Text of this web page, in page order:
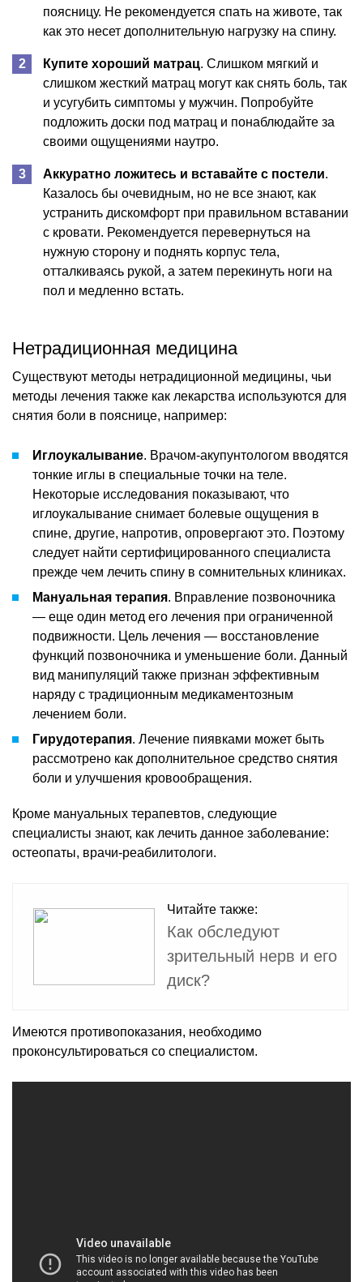
поясницу. Не рекомендуется спать на животе, так
как это несет дополнительную нагрузку на спину.
Купите хороший матрац. Слишком мягкий и
слишком жесткий матрац могут как снять боль, так
и усугубить симптомы у мужчин. Попробуйте
подложить доски под матрац и понаблюдайте за
своими ощущениями наутро.
Аккуратно ложитесь и вставайте с постели.
Казалось бы очевидным, но не все знают, как
устранить дискомфорт при правильном вставании
с кровати. Рекомендуется перевернуться на
нужную сторону и поднять корпус тела,
отталкиваясь рукой, а затем перекинуть ноги на
пол и медленно встать.
Нетрадиционная медицина
Существуют методы нетрадиционной медицины, чьи
методы лечения также как лекарства используются для
снятия боли в пояснице, например:
Иглоукалывание. Врачом-акупунтологом вводятся
тонкие иглы в специальные точки на теле.
Некоторые исследования показывают, что
иглоукалывание снимает болевые ощущения в
спине, другие, напротив, опровергают это. Поэтому
следует найти сертифицированного специалиста
прежде чем лечить спину в сомнительных клиниках.
Мануальная терапия. Вправление позвоночника
— еще один метод его лечения при ограниченной
подвижности. Цель лечения — восстановление
функций позвоночника и уменьшение боли. Данный
вид манипуляций также признан эффективным
наряду с традиционным медикаментозным
лечением боли.
Гирудотерапия. Лечение пиявками может быть
рассмотрено как дополнительное средство снятия
боли и улучшения кровообращения.
Кроме мануальных терапевтов, следующие
специалисты знают, как лечить данное заболевание:
остеопаты, врачи-реабилитологи.
Читайте также:
Как обследуют
зрительный нерв и его
диск?
Имеются противопоказания, необходимо
проконсультироваться со специалистом.